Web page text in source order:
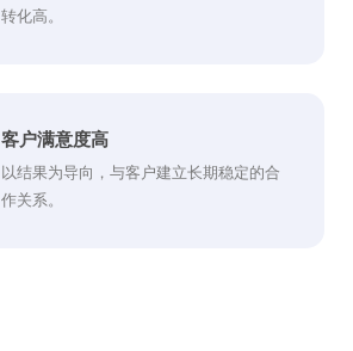
转化高。
客户满意度高
以结果为导向，与客户建立长期稳定的合
作关系。